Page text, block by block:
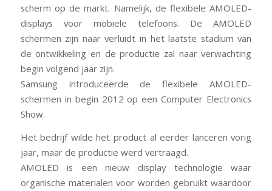
scherm op de markt. Namelijk, de flexibele AMOLED-
displays voor mobiele telefoons. De AMOLED
schermen zijn naar verluidt in het laatste stadium van
de ontwikkeling en de productie zal naar verwachting
begin volgend jaar zijn.
Samsung introduceerde de flexibele AMOLED-
schermen in begin 2012 op een Computer Electronics
Show.
Het bedrijf wilde het product al eerder lanceren vorig
jaar, maar de productie werd vertraagd.
AMOLED is een nieuw display technologie waar
organische materialen voor worden gebruikt waardoor